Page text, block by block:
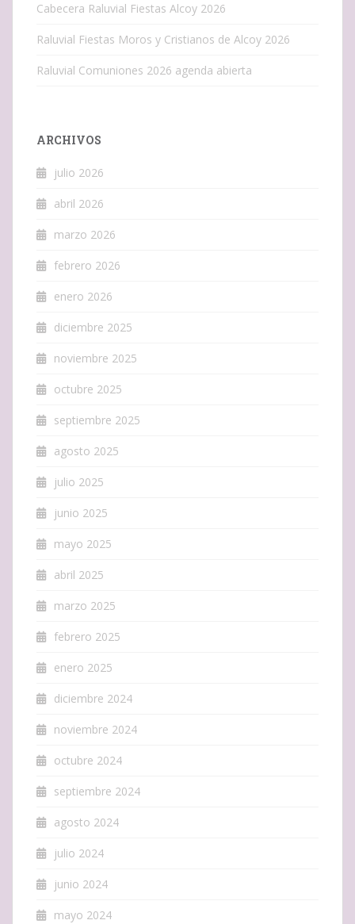
Cabecera Raluvial Fiestas Alcoy 2026
Raluvial Fiestas Moros y Cristianos de Alcoy 2026
Raluvial Comuniones 2026 agenda abierta
ARCHIVOS
julio 2026
abril 2026
marzo 2026
febrero 2026
enero 2026
diciembre 2025
noviembre 2025
octubre 2025
septiembre 2025
agosto 2025
julio 2025
junio 2025
mayo 2025
abril 2025
marzo 2025
febrero 2025
enero 2025
diciembre 2024
noviembre 2024
octubre 2024
septiembre 2024
agosto 2024
julio 2024
junio 2024
mayo 2024